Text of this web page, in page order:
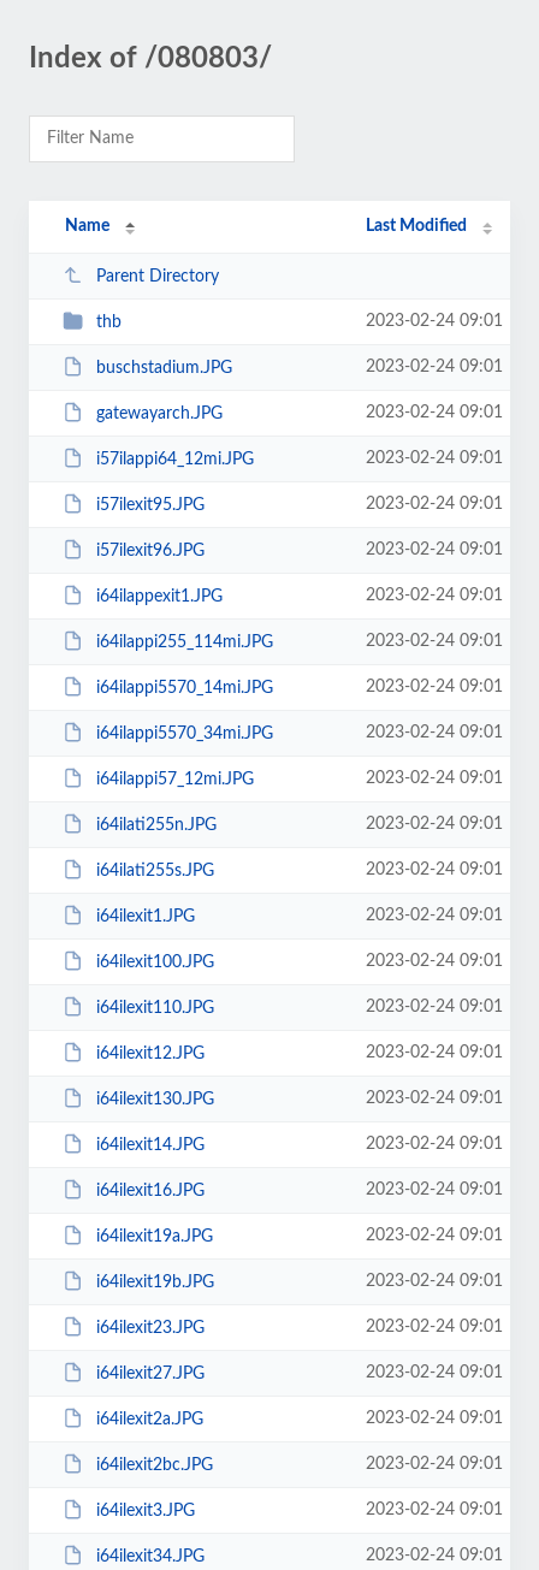
Index of /080803/
Name Last Modified
Parent Directory
thb 2023-02-24 09:01
buschstadium.JPG 2023-02-24 09:01
gatewayarch.JPG 2023-02-24 09:01
i57ilappi64_12mi.JPG 2023-02-24 09:01
i57ilexit95.JPG 2023-02-24 09:01
i57ilexit96.JPG 2023-02-24 09:01
i64ilappexit1.JPG 2023-02-24 09:01
i64ilappi255_114mi.JPG 2023-02-24 09:01
i64ilappi5570_14mi.JPG 2023-02-24 09:01
i64ilappi5570_34mi.JPG 2023-02-24 09:01
i64ilappi57_12mi.JPG 2023-02-24 09:01
i64ilati255n.JPG 2023-02-24 09:01
i64ilati255s.JPG 2023-02-24 09:01
i64ilexit1.JPG 2023-02-24 09:01
i64ilexit100.JPG 2023-02-24 09:01
i64ilexit110.JPG 2023-02-24 09:01
i64ilexit12.JPG 2023-02-24 09:01
i64ilexit130.JPG 2023-02-24 09:01
i64ilexit14.JPG 2023-02-24 09:01
i64ilexit16.JPG 2023-02-24 09:01
i64ilexit19a.JPG 2023-02-24 09:01
i64ilexit19b.JPG 2023-02-24 09:01
i64ilexit23.JPG 2023-02-24 09:01
i64ilexit27.JPG 2023-02-24 09:01
i64ilexit2a.JPG 2023-02-24 09:01
i64ilexit2bc.JPG 2023-02-24 09:01
i64ilexit3.JPG 2023-02-24 09:01
i64ilexit34.JPG 2023-02-24 09:01